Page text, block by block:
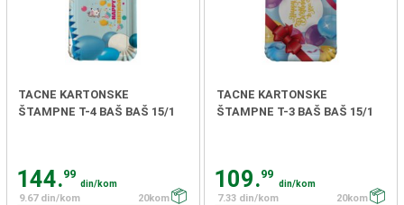
TACNE KARTONSKE
ŠTAMPNE T-4 BAŠ BAŠ 15/1
144.99
din/kom
9.67 din/kom
20kom
TACNE KARTONSKE
ŠTAMPNE T-3 BAŠ BAŠ 15/1
109.99
din/kom
7.33 din/kom
20kom